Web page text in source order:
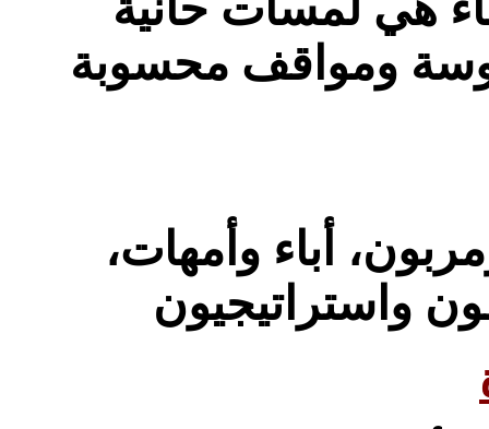
ومواقف محسوبة
أباء وأمهات،
واستراتيجيون